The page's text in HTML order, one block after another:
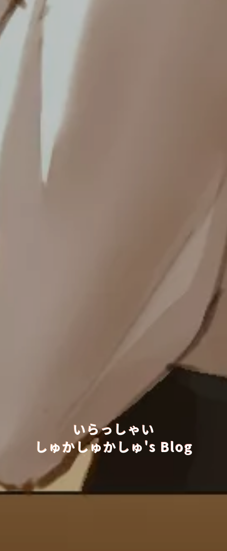
いらっしゃい
しゅかしゅかしゅ's Blog